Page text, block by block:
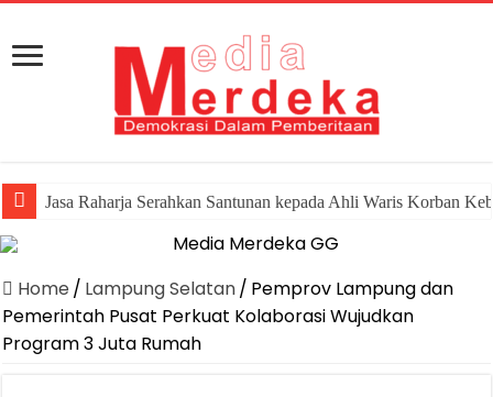
Jasa Raharja Serahkan Santunan kepada Ahli Waris Korban
Home / Lampung Selatan/ Pemprov Lampung dan
Pemerintah Pusat Perkuat Kolaborasi Wujudkan
Program 3 Juta Rumah